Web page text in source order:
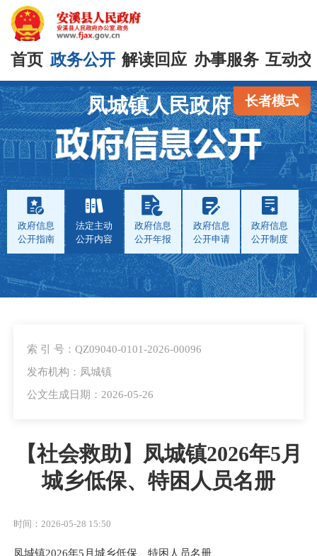
首页 政务公开 解读回应 办事服务 互动
长者模式
凤城镇人民政府
政府信息
公开指南
法定主动
公开内容
政府信息
公开年报
政府信息
公开申请
政府信息
公开制度
索 引 号：QZ09040-0101-2026-00096
发布机构：凤城镇
公文生成日期：2026-05-26
【社会救助】凤城镇2026年5月
城乡低保、特困人员名册
时间：2026-05-28 15:50
凤城镇2026年5月城乡低保、特困人员名册